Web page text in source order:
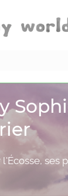
ses